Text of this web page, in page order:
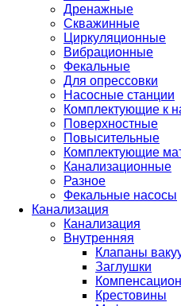
Дренажные
Скважинные
Циркуляционные
Вибрационные
Фекальные
Для опрессовки
Насосные станции
Комплектующие к
Поверхностные
Повысительные
Комплектующие
Канализационные
Разное
Фекальные насосы
Канализация
Канализация
Внутренняя
Клапаны
Заглушки
Крестовины